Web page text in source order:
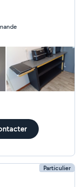
Particulier